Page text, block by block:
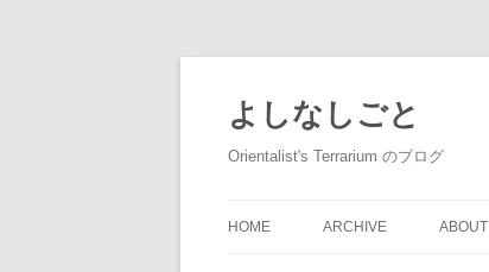
テ
ン
ツ
へ
ス
よしなしごと
Orientalist's Terrarium のブログ
HOME ARCHIVE ABOUT